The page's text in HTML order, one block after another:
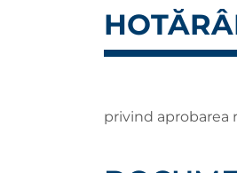
privind aprobarea